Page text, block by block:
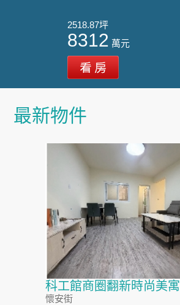
2518.87坪
8312 萬元
最新物件
科工館商圈翻新時尚美寓
懷安街